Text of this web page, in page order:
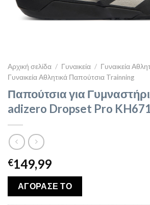
Αρχική σελίδα / Γυναικεία / Γυναικεία
Γυναικεία Αθλητικά Παπούτσια Trainning
Παπούτσια για
adizero Dropset Pro
€149,99
ΑΓΟΡΑΣΕ ΤΟ